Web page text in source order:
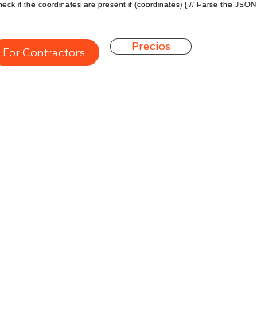
if the coordinates are present if (coordinates) { // Parse the JSON
For Contractors Precios